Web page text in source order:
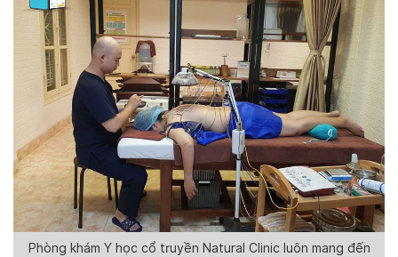
Phòng khám Y học cổ truyền Natural Clinic luôn mang đến